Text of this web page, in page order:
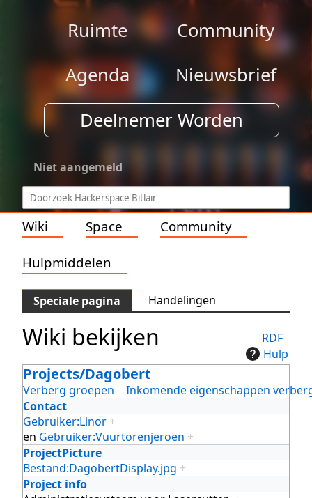
Ruimte
Community
Agenda
Nieuwsbrief
Deelnemer Worden
Niet aangemeld
Wiki Space Community
Hulpmiddelen
Speciale pagina Handelingen
RDF
Hulp
Wiki bekijken
Projects/Dagobert
Verberg groepen
Inkomende eigenschappen
Contact
Gebruiker:Linor +
en Gebruiker:Vuurtorenjeroen +
ProjectPicture
Bestand:DagobertDisplay.jpg +
Project info